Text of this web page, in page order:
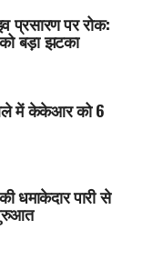
प्रसारण पर रोक:
बड़ा झटका
में केकेआर को 6
धमाकेदार पारी से